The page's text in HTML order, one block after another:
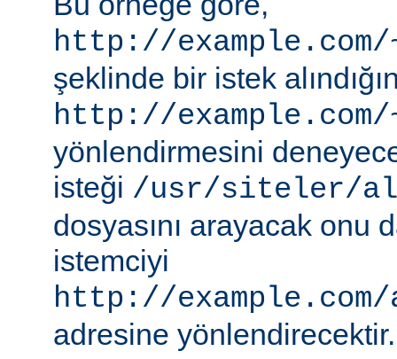
http://
şeklinde bir istek
http://
yönlendirmesini
isteği /usr/siteler/
dosyasını arayacak onu
istemciyi
http://
adresine yönlendirecektir.